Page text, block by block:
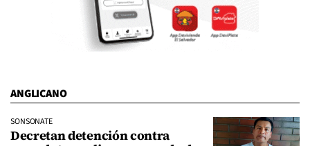
ANGLICANO
SONSONATE
Decretan detención contra